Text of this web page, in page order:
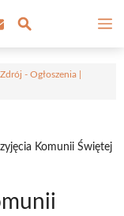
- Ogłoszenia |
Komunii Świętej